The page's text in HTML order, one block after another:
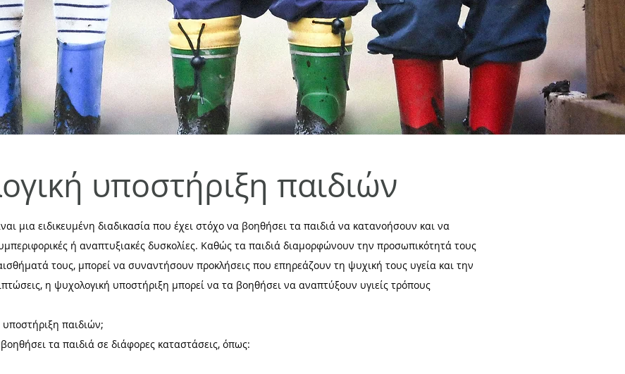
υποστήριξη παιδιών
μια ειδικευμένη διαδικασία που έχει στόχο να βοηθήσει τα παιδιά να κατανοήσουν και να
ή αναπτυξιακές δυσκολίες. Καθώς τα παιδιά διαμορφώνουν την προσωπικότητά τους
τους, μπορεί να συναντήσουν προκλήσεις που επηρεάζουν τη ψυχική τους υγεία και την
η ψυχολογική υποστήριξη μπορεί να τα βοηθήσει να αναπτύξουν υγιείς τρόπους
παιδιών;
τα παιδιά σε διάφορες καταστάσεις, όπως: